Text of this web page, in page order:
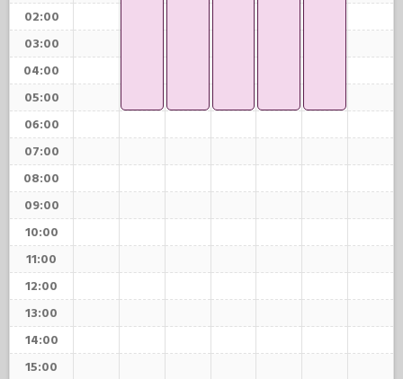
02:00
03:00
04:00
05:00
06:00
07:00
08:00
09:00
10:00
11:00
12:00
13:00
14:00
15:00